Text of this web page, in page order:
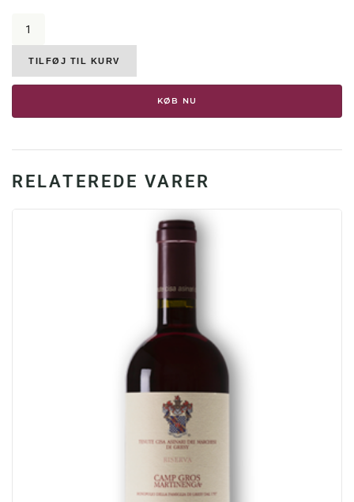
Gresy,
Sauvignon
Langhe,
DOC,
14.5%
TILFØJ TIL KURV
KØB NU
RELATEREDE VARER